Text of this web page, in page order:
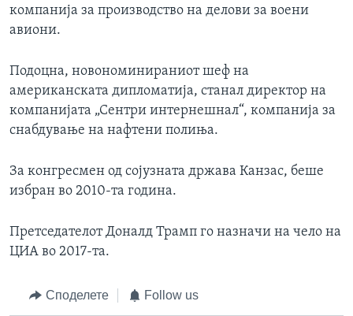
компанија за производство на делови за воени
авиони.
Подоцна, новономинираниот шеф на
американската дипломатија, станал директор на
компанијата „Сентри интернешнал“, компанија за
снабдување на нафтени полиња.
За конгресмен од сојузната држава Канзас, беше
избран во 2010-та година.
Претседателот Доналд Трамп го назначи на чело на
ЦИА во 2017-та.
Споделете Follow us